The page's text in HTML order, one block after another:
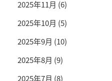
2025年11月 (6)
2025年10月 (5)
2025年9月 (10)
2025年8月 (9)
2025年7月 (8)